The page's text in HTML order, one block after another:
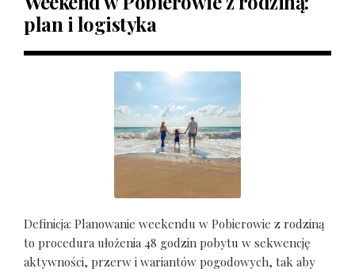
plan i logistyka
Definicja: Planowanie weekendu w Pobierowie z rodziną
to procedura ułożenia 48 godzin pobytu w sekwencję
aktywności, przerw i wariantów pogodowych, tak aby